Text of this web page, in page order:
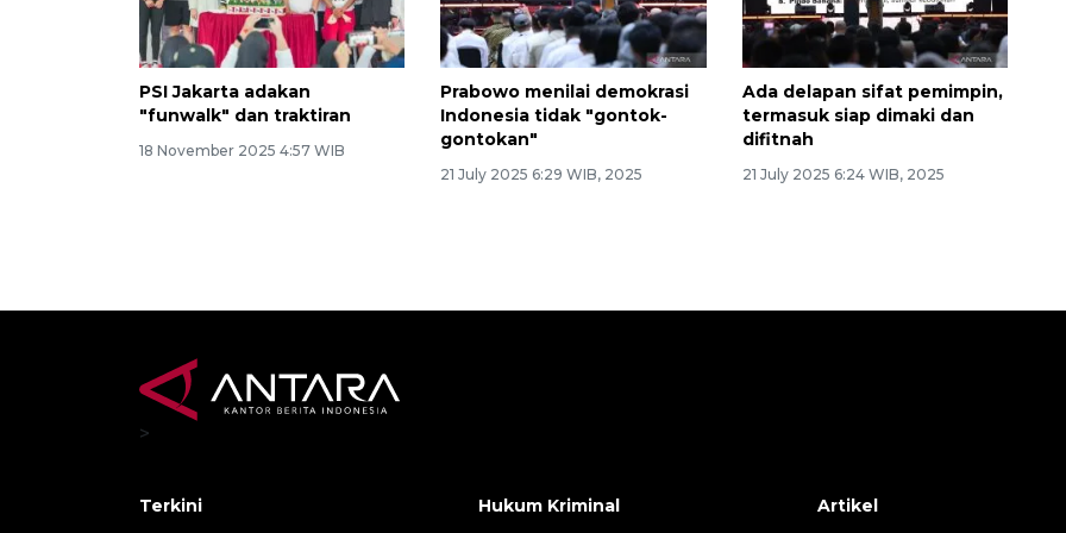
PSI Jakarta adakan
"funwalk" dan traktiran
18 November 2025 4:57 WIB
Prabowo menilai demokrasi
Indonesia tidak "gontok-
gontokan"
21 July 2025 6:29 WIB, 2025
Ada delapan sifat pemimpin,
termasuk siap dimaki dan
difitnah
21 July 2025 6:24 WIB, 2025
Sinyal positif perekonomian
Indonesia
>
Terkini Hukum Kriminal Artikel